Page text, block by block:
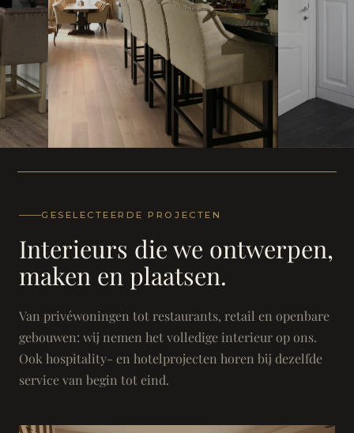
Landhuis - Grimbergen
GESELECTEERDE PROJECTEN
Interieurs die we ontwerpen,
maken en plaatsen.
Van privéwoningen tot restaurants, retail en openbare
gebouwen: wij nemen het volledige interieur op ons.
Ook hospitality- en hotelprojecten horen bij dezelfde
service van begin tot eind.